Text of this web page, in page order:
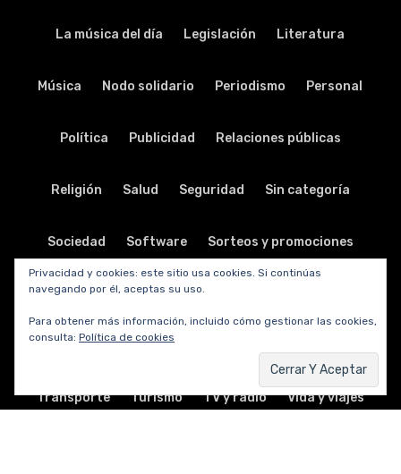
La música del día Legislación Literatura
Música Nodo solidario Periodismo Personal
Política Publicidad Relaciones públicas
Religión Salud Seguridad Sin categoría
Sociedad Software Sorteos y promociones
Tabletas Teatro
Telecomunicaciones
Transporte Turismo TV y radio Vida y viajes
Privacidad y cookies: este sitio usa cookies. Si continúas
navegando por él, aceptas su uso.
Para obtener más información, incluido cómo gestionar las cookies,
consulta: Política de cookies